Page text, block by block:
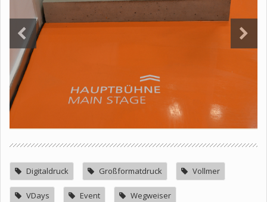
Digitaldruck Großformatdruck Vollmer
VDays Event Wegweiser